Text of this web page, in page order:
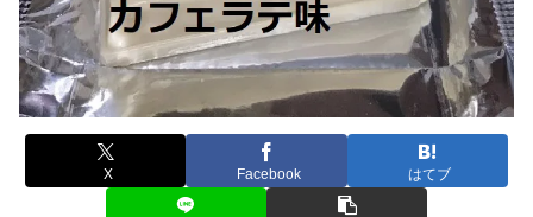
X Facebook はてブ